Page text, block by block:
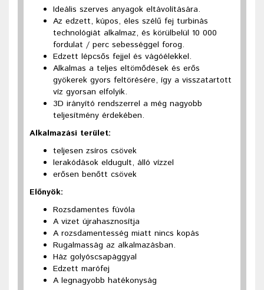
Ideális szerves anyagok eltávolítására.
Az edzett, kúpos, éles szélű fej turbinás
technológiát alkalmaz, és körülbelül 10 000
fordulat / perc sebességgel forog.
Edzett lépcsős fejjel és vágóélekkel.
Alkalmas a teljes eltömődések és erős
gyökerek gyors feltörésére, így a visszatartott
víz gyorsan elfolyik.
3D irányító rendszerrel a még nagyobb
teljesítmény érdekében.
Alkalmazási terület:
teljesen zsíros csövek
lerakódások eldugult, álló vízzel
erősen benőtt csövek
Előnyök:
Rozsdamentes fúvóla
A vizet újrahasznosítja
A rozsdamentesség miatt nincs kopás
Rugalmasság az alkalmazásban.
Ház golyóscsapággyal
Edzett marófej
A legnagyobb hatékonyság